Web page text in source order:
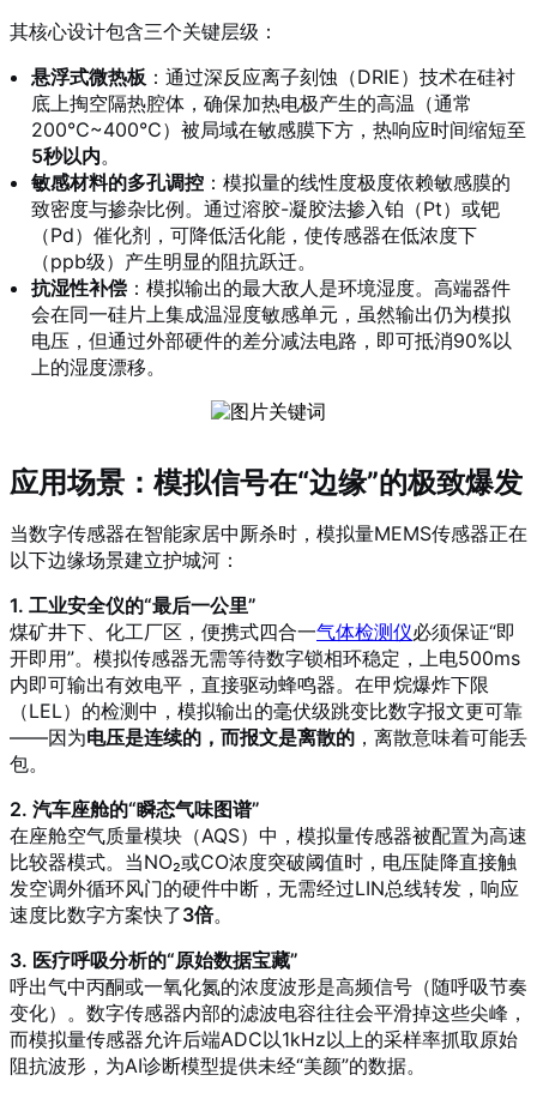
其核心设计包含三个关键层级：
悬浮式微热板 ：通过深反应离子刻蚀（DRIE）技术在硅衬
底上掏空隔热腔体，确保加热电极产生的高温（通常
200℃~400℃）被局域在敏感膜下方，热响应时间缩短至
5秒以内。
敏感材料的多孔调控 ：模拟量的线性度极度依赖敏感膜的
致密度与掺杂比例。通过溶胶-凝胶法掺入铂（Pt）或钯
（Pd）催化剂，可降低活化能，使传感器在低浓度下
（ppb级）产生明显的阻抗跃迁。
抗湿性补偿 ：模拟输出的最大敌人是环境湿度。高端器件
会在同一硅片上集成温湿度敏感单元，虽然输出仍为模拟
电压，但通过外部硬件的差分减法电路，即可抵消90%以
上的湿度漂移。
应用场景：模拟信号在“边缘”的极致爆发
当数字传感器在智能家居中厮杀时，模拟量MEMS传感器正在
以下边缘场景建立护城河：
1. 工业安全仪的“最后一公里”
煤矿井下、化工厂区，便携式四合一气体检测仪必须保证“即
开即用”。模拟传感器无需等待数字锁相环稳定，上电500ms
内即可输出有效电平，直接驱动蜂鸣器。在甲烷爆炸下限
（LEL）的检测中，模拟输出的毫伏级跳变比数字报文更可靠
——因为电压是连续的，而报文是离散的 ，离散意味着可能丢
包。
2. 汽车座舱的“瞬态气味图谱”
在座舱空气质量模块（AQS）中，模拟量传感器被配置为高速
比较器模式。当NO₂或CO浓度突破阈值时，电压陡降直接触
发空调外循环风门的硬件中断，无需经过LIN总线转发，响应
速度比数字方案快了3倍。
3. 医疗呼吸分析的“原始数据宝藏”
呼出气中丙酮或一氧化氮的浓度波形是高频信号（随呼吸节奏
变化）。数字传感器内部的滤波电容往往会平滑掉这些尖峰，
而模拟量传感器允许后端ADC以1kHz以上的采样率抓取原始
阻抗波形，为AI诊断模型提供未经“美颜”的数据。